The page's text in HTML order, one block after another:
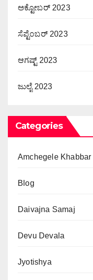
ಅಕ್ಟೋಬರ್ 2023
ಸೆಪ್ಟೆಂಬರ್ 2023
ಆಗಷ್ಟ್ 2023
ಜುಲೈ 2023
Categories
Amchegele Khabbar
Blog
Daivajna Samaj
Devu Devala
Jyotishya